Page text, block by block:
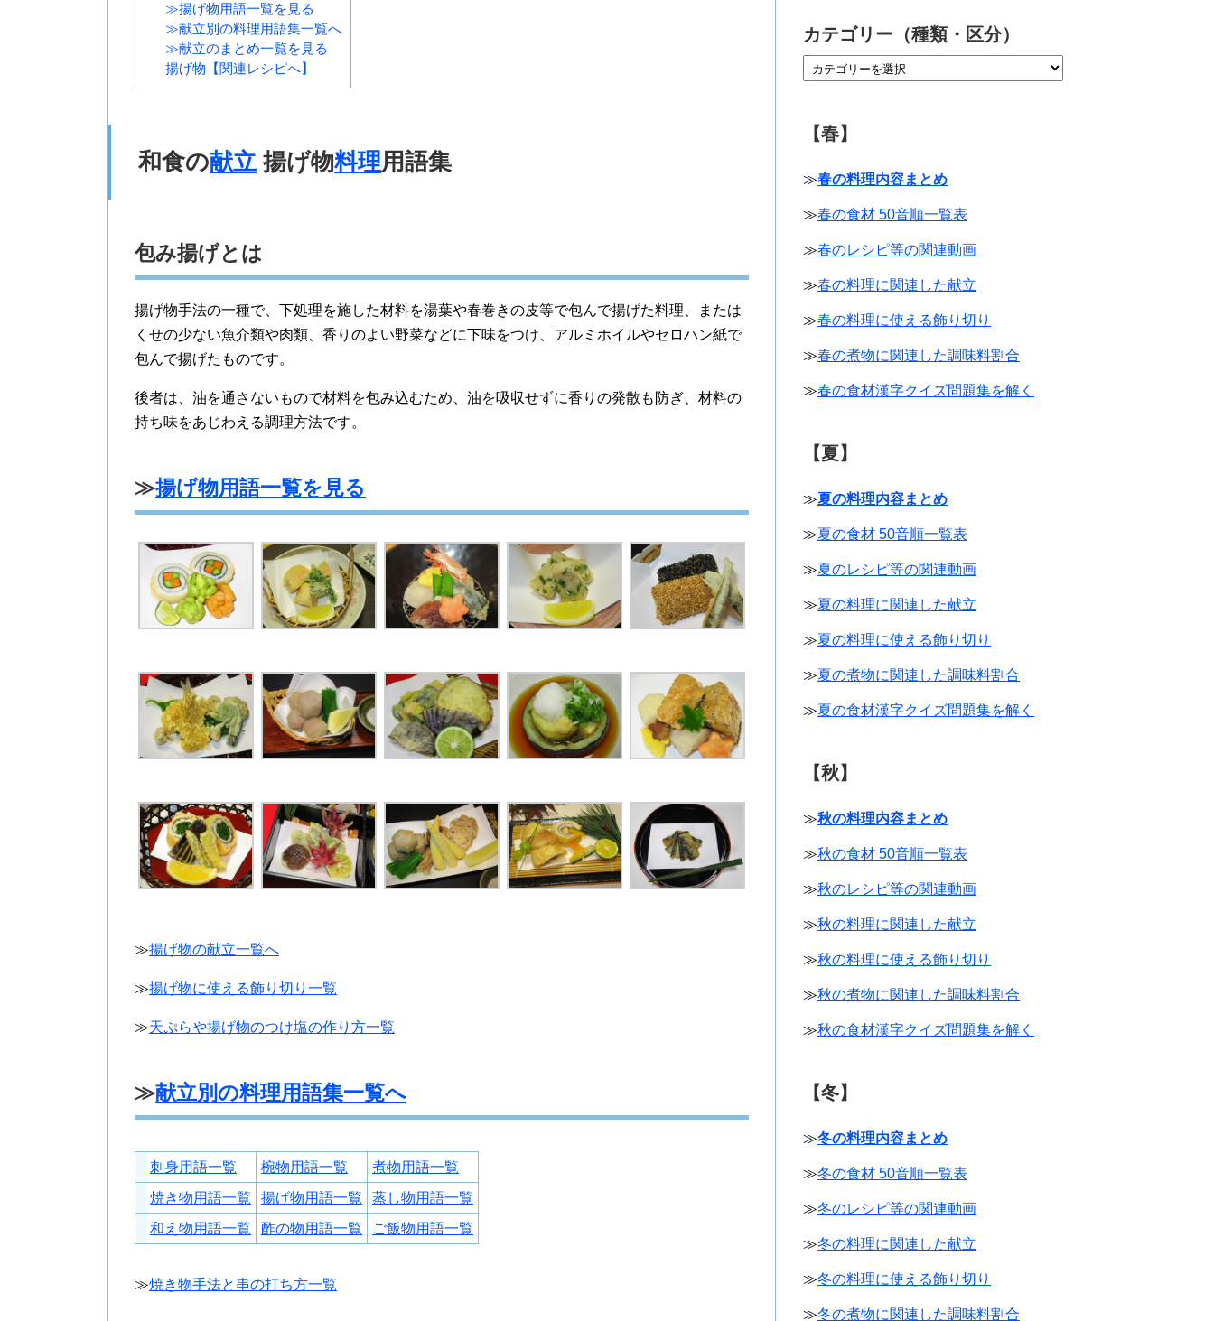
≫揚げ物用語一覧を見る
≫献立別の料理用語集一覧へ
≫献立のまとめ一覧を見る
揚げ物【関連レシピへ】
和食の献立 揚げ物料理用語集
包み揚げとは
揚げ物手法の一種で、下処理を施した材料を湯葉や春巻きの皮等で包んで揚げた料理、または
くせの少ない魚介類や肉類、香りのよい野菜などに下味をつけ、アルミホイルやセロハン紙で
包んで揚げたものです。
後者は、油を通さないもので材料を包み込むため、油を吸収せずに香りの発散も防ぎ、材料の
持ち味をあじわえる調理方法です。
≫揚げ物用語一覧を見る
≫揚げ物の献立一覧へ
≫揚げ物に使える飾り切り一覧
≫天ぷらや揚げ物のつけ塩の作り方一覧
≫献立別の料理用語集一覧へ
刺身用語一覧 椀物用語一覧
煮物用語一覧
焼き物用語一覧
揚げ物用語一覧
蒸し物用語一覧
和え物用語一覧
酢の物用語一覧 ご飯物用語一覧
≫焼き物手法と串の打ち方一覧
カテゴリー（種類・区分）
【春】
≫春の料理内容まとめ
≫春の食材 50音順一覧表
≫春のレシピ等の関連動画
≫春の料理に関連した献立
≫春の料理に使える飾り切り
≫春の煮物に関連した調味料割合
≫春の食材漢字クイズ問題集を解く
【夏】
≫夏の料理内容まとめ
≫夏の食材 50音順一覧表
≫夏のレシピ等の関連動画
≫夏の料理に関連した献立
≫夏の料理に使える飾り切り
≫夏の煮物に関連した調味料割合
≫夏の食材漢字クイズ問題集を解く
【秋】
≫秋の料理内容まとめ
≫秋の食材 50音順一覧表
≫秋のレシピ等の関連動画
≫秋の料理に関連した献立
≫秋の料理に使える飾り切り
≫秋の煮物に関連した調味料割合
≫秋の食材漢字クイズ問題集を解く
【冬】
≫冬の料理内容まとめ
≫冬の食材 50音順一覧表
≫冬のレシピ等の関連動画
≫冬の料理に関連した献立
≫冬の料理に使える飾り切り
≫冬の煮物に関連した調味料割合